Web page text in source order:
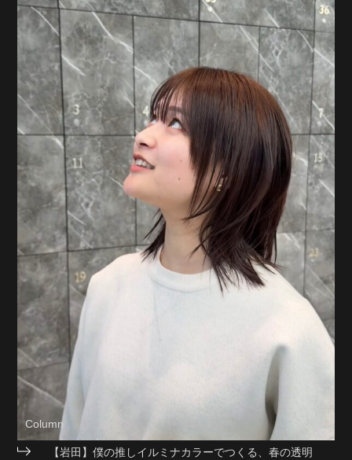
Column
【岩田】僕の推しイルミナカラーでつくる、春の透明